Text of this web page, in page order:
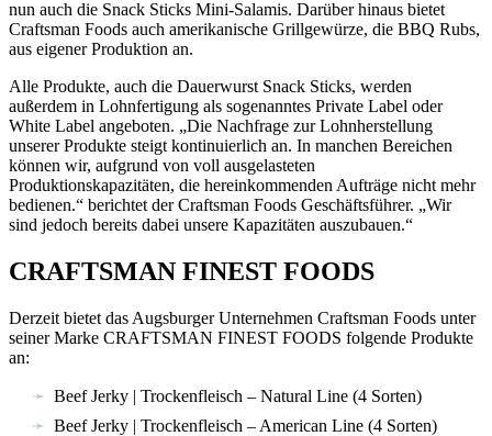
nun auch die Snack Sticks Mini-Salamis. Darüber hinaus bietet
Craftsman Foods auch amerikanische Grillgewürze, die BBQ Rubs,
aus eigener Produktion an.
Alle Produkte, auch die Dauerwurst Snack Sticks, werden
außerdem in Lohnfertigung als sogenanntes Private Label oder
White Label angeboten. „Die Nachfrage zur Lohnherstellung
unserer Produkte steigt kontinuierlich an. In manchen Bereichen
können wir, aufgrund von voll ausgelasteten
Produktionskapazitäten, die hereinkommenden Aufträge nicht mehr
bedienen.“ berichtet der Craftsman Foods Geschäftsführer. „Wir
sind jedoch bereits dabei unsere Kapazitäten auszubauen.“
CRAFTSMAN FINEST FOODS
Derzeit bietet das Augsburger Unternehmen Craftsman Foods unter
seiner Marke CRAFTSMAN FINEST FOODS folgende Produkte
an:
Beef Jerky | Trockenfleisch – Natural Line (4 Sorten)
Beef Jerky | Trockenfleisch – American Line (4 Sorten)